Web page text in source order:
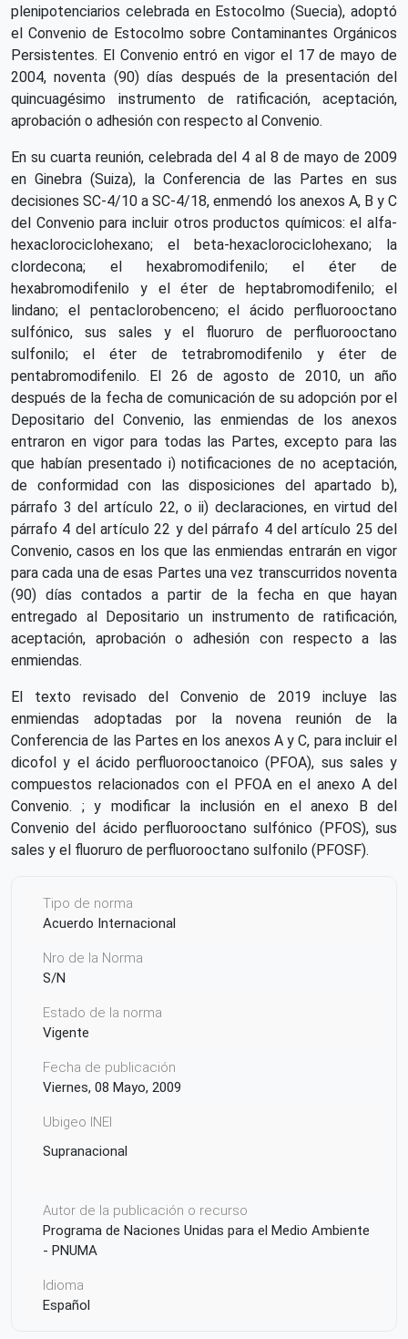
plenipotenciarios celebrada en Estocolmo (Suecia), adoptó
el Convenio de Estocolmo sobre Contaminantes Orgánicos
Persistentes. El Convenio entró en vigor el 17 de mayo de
2004, noventa (90) días después de la presentación del
quincuagésimo instrumento de ratificación, aceptación,
aprobación o adhesión con respecto al Convenio.
En su cuarta reunión, celebrada del 4 al 8 de mayo de 2009
en Ginebra (Suiza), la Conferencia de las Partes en sus
decisiones SC-4/10 a SC-4/18, enmendó los anexos A, B y C
del Convenio para incluir otros productos químicos: el alfa-
hexaclorociclohexano; el beta-hexaclorociclohexano; la
clordecona; el hexabromodifenilo; el éter de
hexabromodifenilo y el éter de heptabromodifenilo; el
lindano; el pentaclorobenceno; el ácido perfluorooctano
sulfónico, sus sales y el fluoruro de perfluorooctano
sulfonilo; el éter de tetrabromodifenilo y éter de
pentabromodifenilo. El 26 de agosto de 2010, un año
después de la fecha de comunicación de su adopción por el
Depositario del Convenio, las enmiendas de los anexos
entraron en vigor para todas las Partes, excepto para las
que habían presentado i) notificaciones de no aceptación,
de conformidad con las disposiciones del apartado b),
párrafo 3 del artículo 22, o ii) declaraciones, en virtud del
párrafo 4 del artículo 22 y del párrafo 4 del artículo 25 del
Convenio, casos en los que las enmiendas entrarán en vigor
para cada una de esas Partes una vez transcurridos noventa
(90) días contados a partir de la fecha en que hayan
entregado al Depositario un instrumento de ratificación,
aceptación, aprobación o adhesión con respecto a las
enmiendas.
El texto revisado del Convenio de 2019 incluye las
enmiendas adoptadas por la novena reunión de la
Conferencia de las Partes en los anexos A y C, para incluir el
dicofol y el ácido perfluorooctanoico (PFOA), sus sales y
compuestos relacionados con el PFOA en el anexo A del
Convenio. ; y modificar la inclusión en el anexo B del
Convenio del ácido perfluorooctano sulfónico (PFOS), sus
sales y el fluoruro de perfluorooctano sulfonilo (PFOSF).
Tipo de norma
Acuerdo Internacional
Nro de la Norma
S/N
Estado de la norma
Vigente
Fecha de publicación
Viernes, 08 Mayo, 2009
Ubigeo INEI
Supranacional
Autor de la publicación o recurso
Programa de Naciones Unidas para el Medio Ambiente
- PNUMA
Idioma
Español